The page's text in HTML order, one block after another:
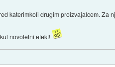
katerimkoli drugim proizvajalcem. Za
novoletni efekt!